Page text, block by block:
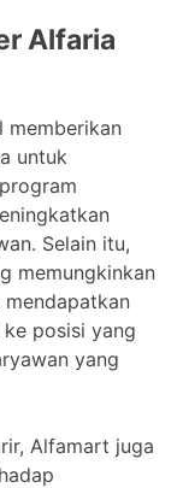
Alfaria
memberikan
untuk
Selain itu,
memungkinkan
posisi yang
yang
Alfamart juga